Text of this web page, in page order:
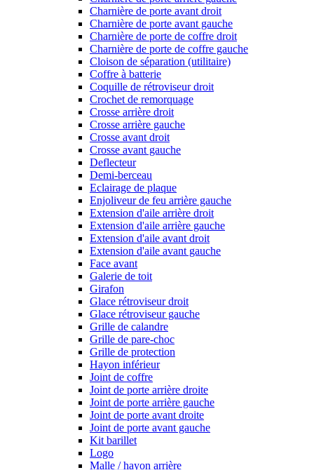
Charnière de porte avant droit
Charnière de porte avant gauche
Charnière de porte de coffre droit
Charnière de porte de coffre gauche
Cloison de séparation (utilitaire)
Coffre à batterie
Coquille de rétroviseur droit
Crochet de remorquage
Crosse arrière droit
Crosse arrière gauche
Crosse avant droit
Crosse avant gauche
Deflecteur
Demi-berceau
Eclairage de plaque
Enjoliveur de feu arrière gauche
Extension d'aile arrière droit
Extension d'aile arrière gauche
Extension d'aile avant droit
Extension d'aile avant gauche
Face avant
Galerie de toit
Girafon
Glace rétroviseur droit
Glace rétroviseur gauche
Grille de calandre
Grille de pare-choc
Grille de protection
Hayon inférieur
Joint de coffre
Joint de porte arrière droite
Joint de porte arrière gauche
Joint de porte avant droite
Joint de porte avant gauche
Kit barillet
Logo
Malle / hayon arrière